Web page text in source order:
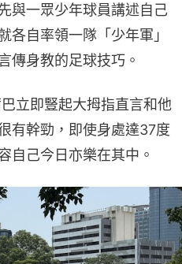
與一眾少年球員講述自己
各自率領一隊「少年軍」
傳身教的足球技巧。
立即豎起大拇指直言和他
有幹勁，即使身處達37度
自己今日亦樂在其中。